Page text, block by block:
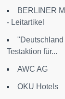
BERLINER
- Leitartikel
"Deutschland
Testaktion für...
AWC AG
OKU Hotels